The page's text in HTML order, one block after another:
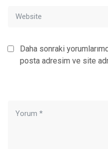
Daha sonraki
posta adresim ve site